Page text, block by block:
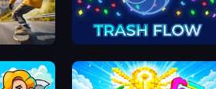
Trash Flow